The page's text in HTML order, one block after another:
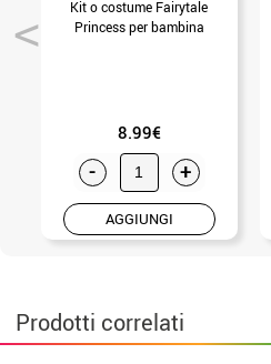
Kit o costume Fairytale
Princess per bambina
8.99€
- +
AGGIUNGI
Prodotti correlati